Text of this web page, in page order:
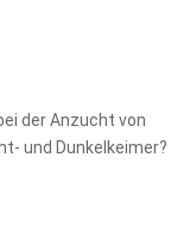
der Anzucht von
und Dunkelkeimer?